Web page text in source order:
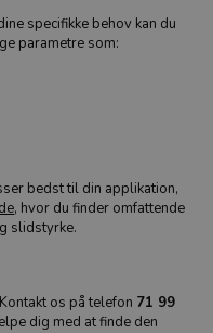
specifikke behov kan du
parametre som:
bedst til din applikation,
, hvor du finder omfattende
slidstyrke.
os på telefon 71 99
dig med at finde den